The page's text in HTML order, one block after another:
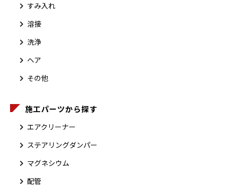
すみ入れ
溶接
洗浄
ヘア
その他
施工パーツから探す
エアクリーナー
ステアリングダンパー
マグネシウム
配管